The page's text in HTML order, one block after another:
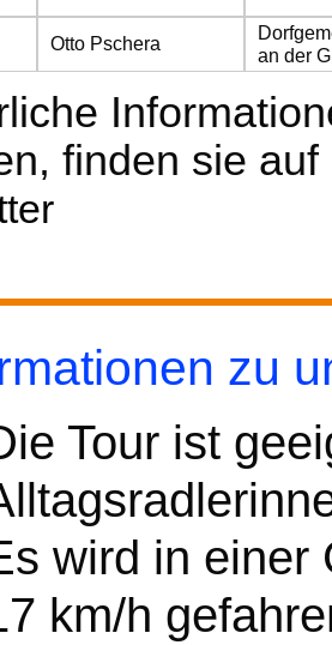
Otto Pschera
an der
finden sie
zu
Tour ist
wird in einer
km/h